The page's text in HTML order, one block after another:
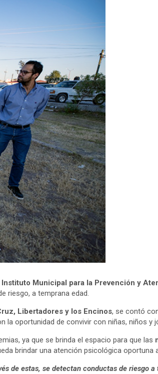
Instituto Municipal para la Prevención y
riesgo, a temprana edad.
Libertadores y los Encinos, se contó
la oportunidad de convivir con niñas, niños y
ya que se brinda el espacio para que las
brindar una atención psicológica oportuna
de estas, se detectan conductas de riesgo